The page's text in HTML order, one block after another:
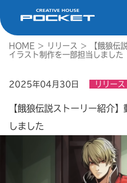
HOME > リリース >
【餓狼伝
イラスト制作を一部担当しました
2025年04月30日 リリース
【餓狼伝説ストーリー紹介
しました